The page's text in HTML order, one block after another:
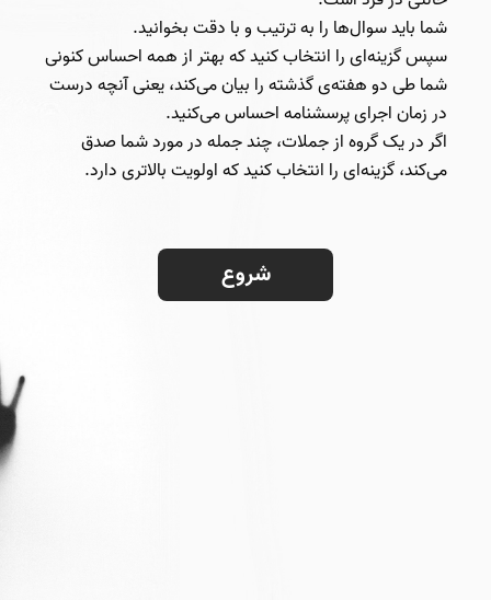
شما باید سوال‌ها را به ترتیب و با دقت بخوانید.
سپس گزینه‌ای را انتخاب کنید که بهتر از همه احساس کنونی
شما طی دو هفته‌ی گذشته را بیان می‌کند، یعنی آنچه درست
در زمان اجرای پرسشنامه احساس می‌کنید.
اگر در یک گروه از جملات، چند جمله در مورد شما صدق
می‌کند، گزینه‌ای را انتخاب کنید که اولویت بالاتری دارد.
شروع